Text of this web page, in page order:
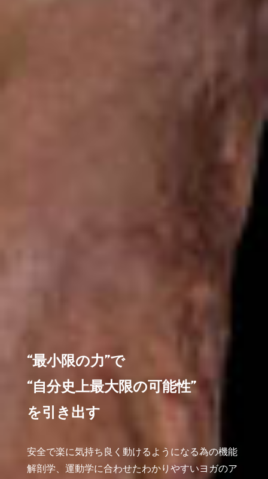
“最小限の力”で
“自分史上最大限の可能性”
を引き出す
安全で楽に気持ち良く 動けるようになる為の機能
解剖学、運動学に合わせたわかりやすいヨガのア